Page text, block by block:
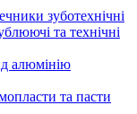
зуботехнічні
та технічні
алюмінію
та пасти